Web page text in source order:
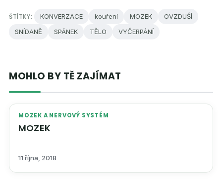
ŠTÍTKY: KONVERZACE kouření MOZEK
OVZDUŠÍ
SNÍDANĚ
SPÁNEK TĚLO VYČERPÁNÍ
MOHLO BY TĚ ZAJÍMAT
MOZEK A NERVOVÝ SYSTÉM
MOZEK
11 října, 2018